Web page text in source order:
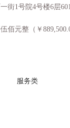
街1号院4号楼6层
佰元整 （￥ 889,
服务类